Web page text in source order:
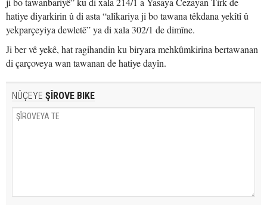
hatiye diyarkirin û di asta “alîkariya ji bo tawana têkdana yekîtî û
yekparçeyiya dewletê” ya di xala 302/1 de dimîne.
Ji ber vê yekê, hat ragihandin ku biryara mehkûmkirina bertawanan
di çarçoveya wan tawanan de hatiye dayîn.
NÛÇEYE ŞÎROVE BIKE